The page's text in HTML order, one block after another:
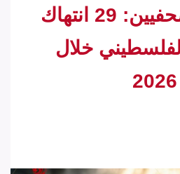
لجنة دعم الصحفيين: 29 انتهاك
خلال